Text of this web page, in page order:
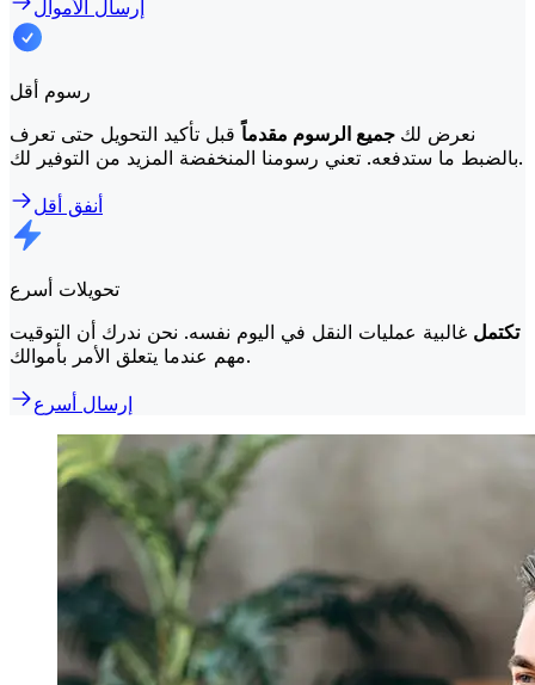
إرسال الأموال
رسوم أقل
نعرض لك جميع الرسوم مقدماًقبل تأكيد التحويل حتى تعرف
بالضبط ما ستدفعه. تعني رسومنا المنخفضة المزيد من التوفير لك.
أنفق أقل
تحويلات أسرع
تكتمل غالبية عمليات النقل في اليوم نفسه. نحن ندرك أن التوقيت
مهم عندما يتعلق الأمر بأموالك.
إرسال أسرع